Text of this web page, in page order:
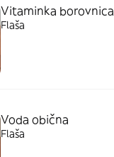
Vitaminka borovnica
Flaša
Voda obična
Flaša